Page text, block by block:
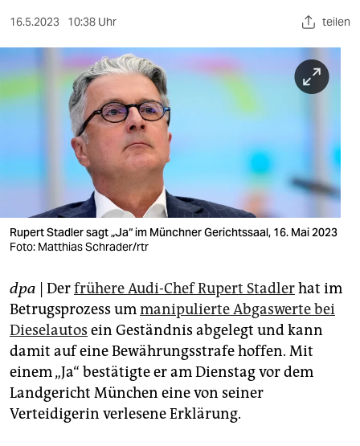
sport
berlin
nord
wahrheit
veranstaltungen
fragen & hilfe
unterstützen
abo
genossenschaft
epaper login
16.5.2023 10:38 Uhr teilen
Rupert Stadler sagt „Ja“ im Münchner Gerichtssaal, 16. Mai 2023
Foto: Matthias Schrader/rtr
dpa | Derfrühere Audi-Chef Rupert Stadlerhat im
Betrugsprozess ummanipulierte Abgaswerte bei
Dieselautos ein Geständnis abgelegt und kann
damit auf eine Bewährungsstrafe hoffen. Mit
einem „Ja“ bestätigte er am Dienstag vor dem
Landgericht München eine von seiner
Verteidigerin verlesene Erklärung.